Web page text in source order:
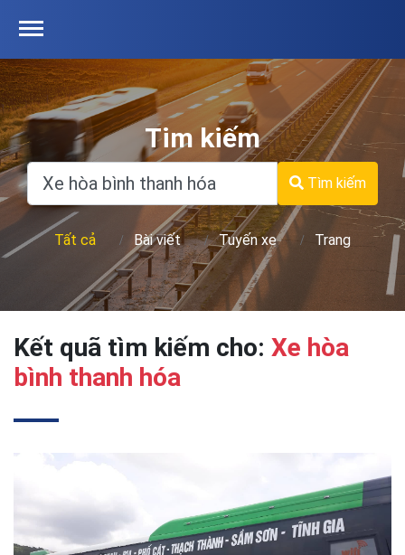
Tim kiếm
Tìm kiếm
Tất cả Bài viết Tuyến xe Trang
Kết quã tìm kiếm cho: Xe hòa
bình thanh hóa